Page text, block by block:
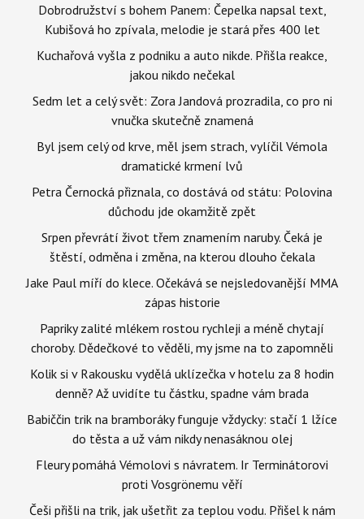
Dobrodružství s bohem Panem: Čepelka napsal text,
Kubišová ho zpívala, melodie je stará přes 400 let
Kuchařová vyšla z podniku a auto nikde. Přišla reakce,
jakou nikdo nečekal
Sedm let a celý svět: Zora Jandová prozradila, co pro ni
vnučka skutečně znamená
Byl jsem celý od krve, měl jsem strach, vylíčil Vémola
dramatické krmení lvů
Petra Černocká přiznala, co dostává od státu: Polovina
důchodu jde okamžitě zpět
Srpen převrátí život třem znamením naruby. Čeká je
štěstí, odměna i změna, na kterou dlouho čekala
Jake Paul míří do klece. Očekává se nejsledovanější MMA
zápas historie
Papriky zalité mlékem rostou rychleji a méně chytají
choroby. Dědečkové to věděli, my jsme na to zapomněli
Kolik si v Rakousku vydělá uklízečka v hotelu za 8 hodin
denně? Až uvidíte tu částku, spadne vám brada
Babiččin trik na bramboráky funguje vždycky: stačí 1 lžíce
do těsta a už vám nikdy nenasáknou olej
Fleury pomáhá Vémolovi s návratem. Ir Terminátorovi
proti Vosgrönemu věří
Češi přišli na trik, jak ušetřit za teplou vodu. Přišel k nám